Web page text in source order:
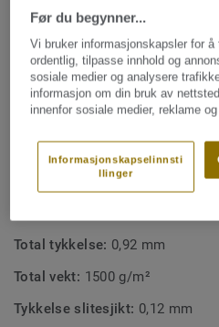
Vær oppmerksom på at
på ulike tidspunkter, noe som
mellom materialene.
Aquarelle-kolleksjonen er
bransjens krav til vanntetthet.
Viktig ved arbeid i våtrom:
fagperson. Det er viktig at
Følg alltid leggeanvisningen.
NØKKELEGENSKAPER
Vanntett og fleksibelt design
Fargetilpasset til Aquarelles
Ftalatfri vinyl
100 % ftalatfri
Total tykkelse: 0,92 mm
Total vekt: 1500 g/m²
Tykkelse slitesjikt: 0,12 mm
Før du begynner...
Vi bruker informasjonskapsler for
ordentlig, tilpasse innhold og
sosiale medier og analysere
informasjon om din bruk av
innenfor sosiale medier, reklame
Informasjonskapselinnsti
llinger